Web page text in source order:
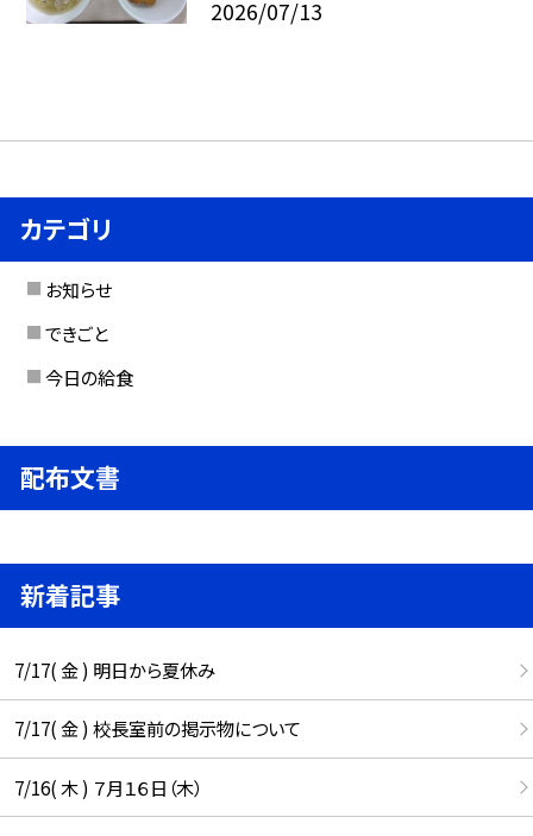
2026/07/13
カテゴリ
お知らせ
できごと
今日の給食
配布文書
新着記事
7/17( 金 ) 明日から夏休み
7/17( 金 ) 校長室前の掲示物について
7/16( 木 ) ７月１６日（木）